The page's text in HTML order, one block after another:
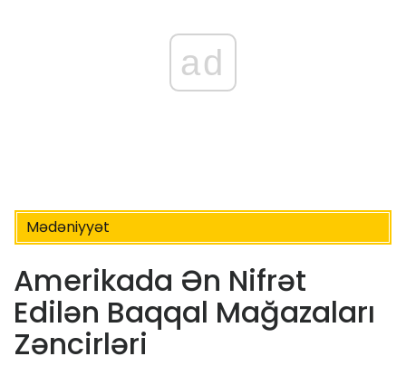
ad
Mədəniyyət
Amerikada Ən Nifrət
Edilən Baqqal Mağazaları
Zəncirləri